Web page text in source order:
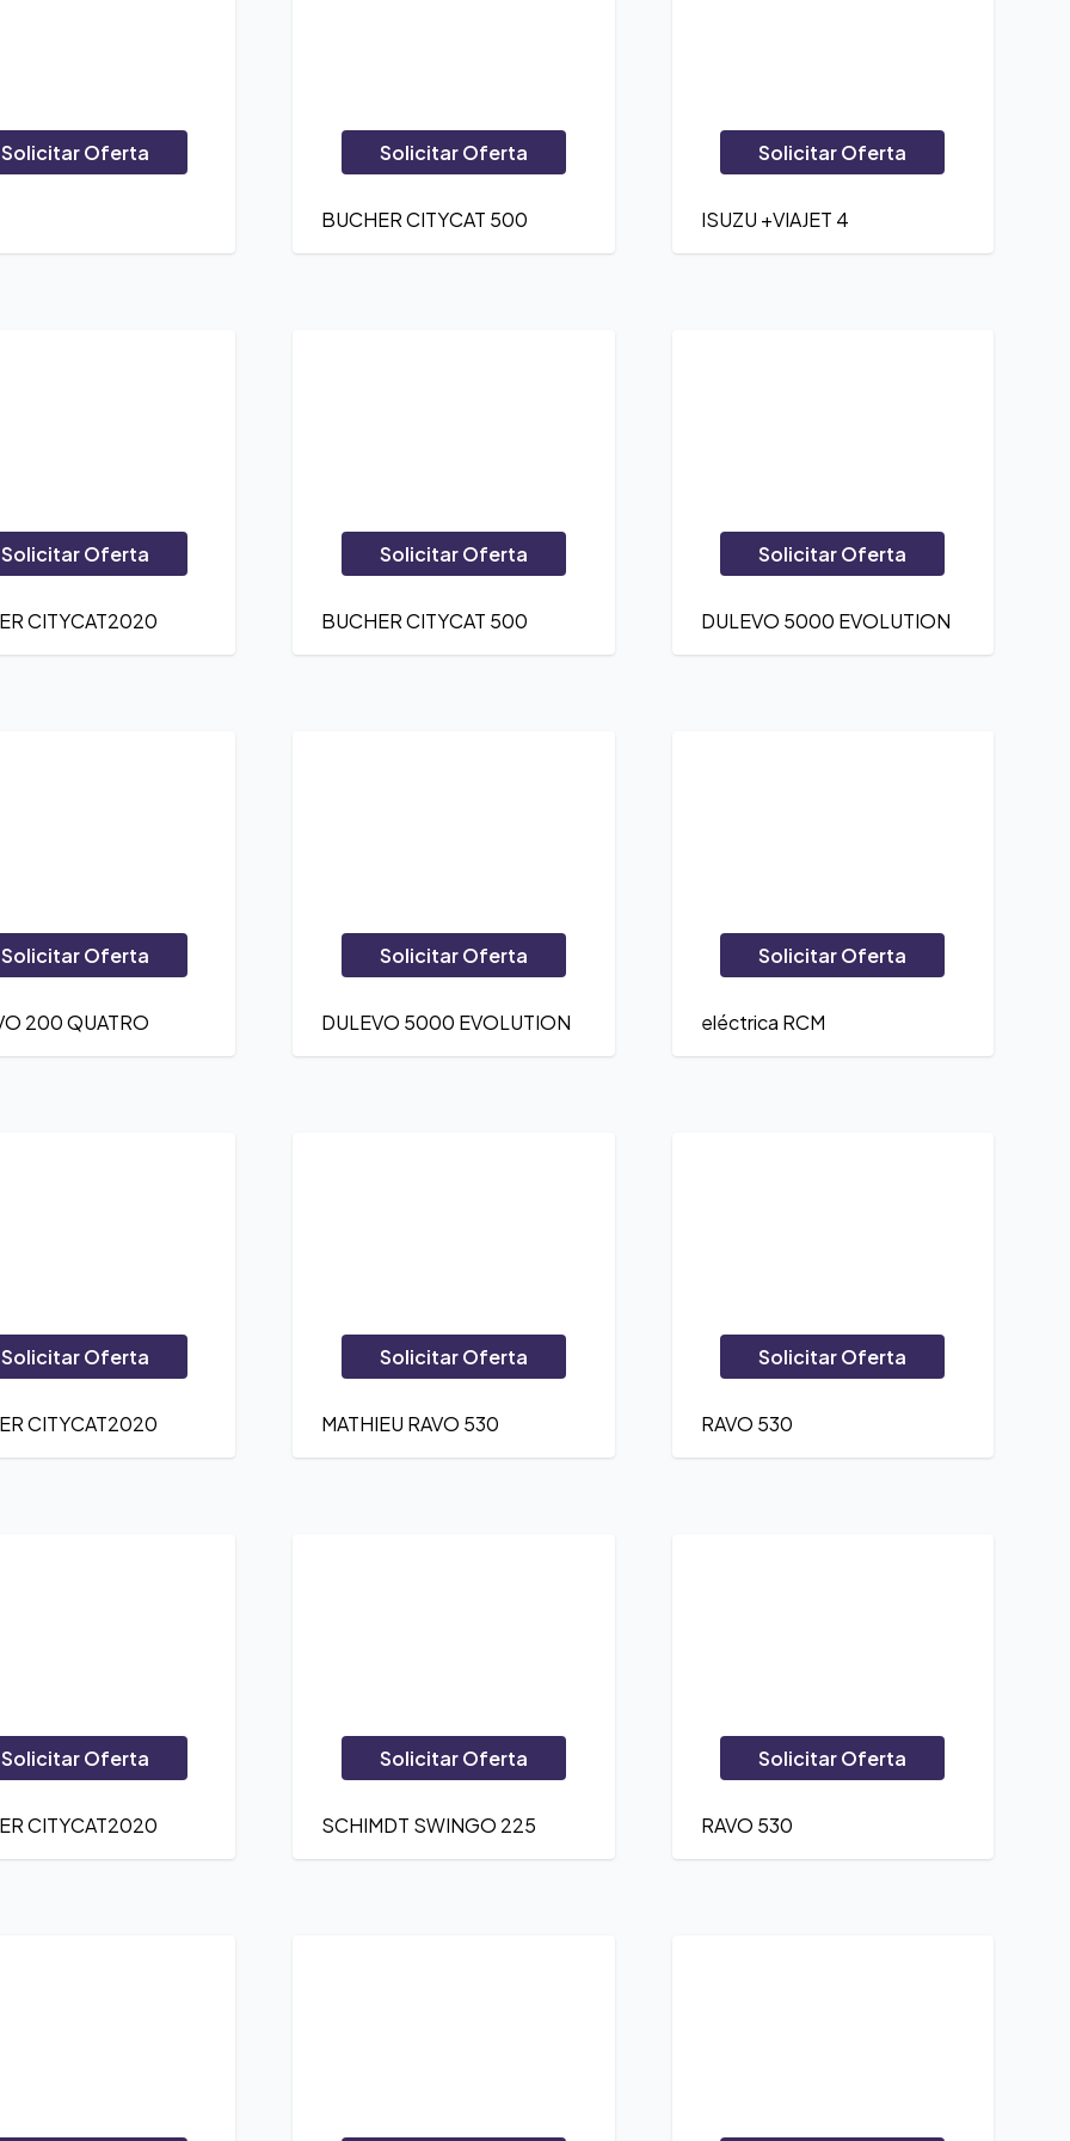
Solicitar Oferta Solicitar Oferta
BUCHER CITYCAT 500
Solicitar Oferta
ISUZU +VIAJET 4
Solicitar Oferta
CITYCAT2020
Solicitar Oferta
BUCHER CITYCAT 500
Solicitar Oferta
DULEVO 5000 EVOLUTION
Solicitar Oferta
200 QUATRO
Solicitar Oferta
DULEVO 5000 EVOLUTION
Solicitar Oferta
eléctrica RCM
Solicitar Oferta
CITYCAT2020
Solicitar Oferta
MATHIEU RAVO 530
Solicitar Oferta
RAVO 530
Solicitar Oferta
CITYCAT2020
Solicitar Oferta
SCHIMDT SWINGO 225
Solicitar Oferta
RAVO 530